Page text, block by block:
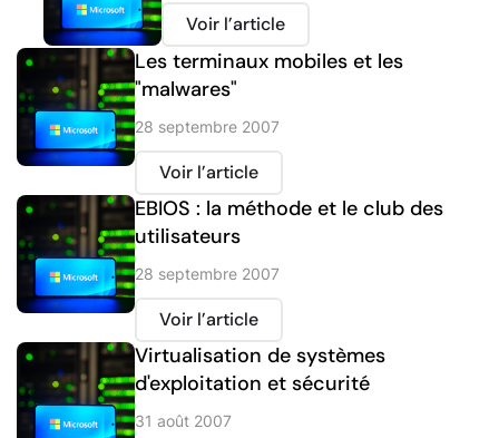
Voir l’article
Les terminaux mobiles et les
"malwares"
28 septembre 2007
Voir l’article
EBIOS : la méthode et le club des
utilisateurs
28 septembre 2007
Voir l’article
Virtualisation de systèmes
d'exploitation et sécurité
31 août 2007